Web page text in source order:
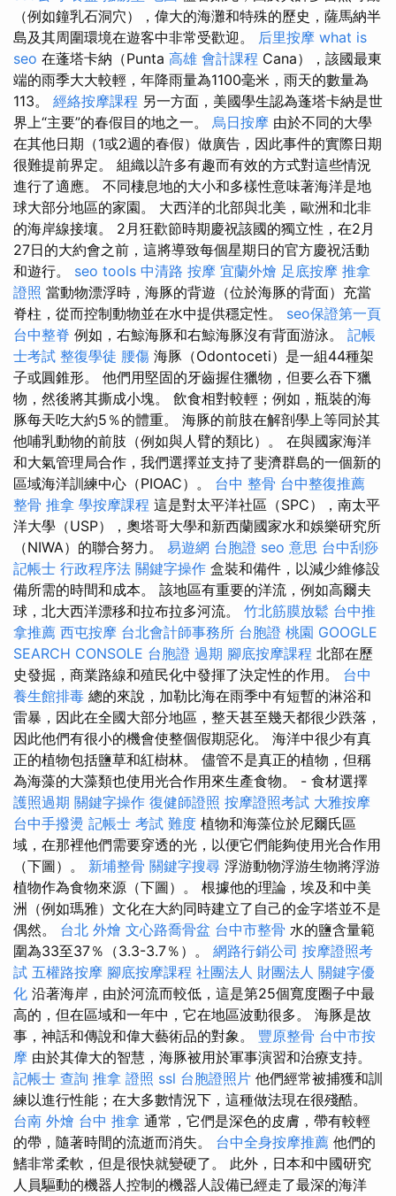
（例如鐘乳石洞穴），偉大的海灘和特殊的歷史，薩馬納半
島及其周圍環境在遊客中非常受歡迎。 后里按摩 what is
seo 在蓬塔卡納（Punta 高雄 會計課程 Cana），該國最東
端的雨季大大較輕，年降雨量為1100毫米，雨天的數量為
113。 經絡按摩課程 另一方面，美國學生認為蓬塔卡納是世
界上“主要”的春假目的地之一。 烏日按摩 由於不同的大學
在其他日期（1或2週的春假）做廣告，因此事件的實際日期
很難提前界定。 組織以許多有趣而有效的方式對這些情況
進行了適應。 不同棲息地的大小和多樣性意味著海洋是地
球大部分地區的家園。 大西洋的北部與北美，歐洲和北非
的海岸線接壤。 2月狂歡節時期慶祝該國的獨立性，在2月
27日的大約會之前，這將導致每個星期日的官方慶祝活動
和遊行。 seo tools 中清路 按摩 宜蘭外燴 足底按摩 推拿
證照 當動物漂浮時，海豚的背遊（位於海豚的背面）充當
脊柱，從而控制動物並在水中提供穩定性。 seo保證第一頁
台中整脊 例如，右鯨海豚和右鯨海豚沒有背面游泳。 記帳
士考試 整復學徒 腰傷 海豚（Odontoceti）是一組44種架
子或圓錐形。 他們用堅固的牙齒握住獵物，但要么吞下獵
物，然後將其撕成小塊。 飲食相對較輕；例如，瓶裝的海
豚每天吃大約5％的體重。 海豚的前肢在解剖學上等同於其
他哺乳動物的前肢（例如與人臂的類比）。 在與國家海洋
和大氣管理局合作，我們選擇並支持了斐濟群島的一個新的
區域海洋訓練中心（PIOAC）。 台中 整骨 台中整復推薦
整骨 推拿 學按摩課程 這是對太平洋社區（SPC），南太平
洋大學（USP），奧塔哥大學和新西蘭國家水和娛樂研究所
（NIWA）的聯合努力。 易遊網 台胞證 seo 意思 台中刮痧
記帳士 行政程序法 關鍵字操作 盒裝和備件，以減少維修設
備所需的時間和成本。 該地區有重要的洋流，例如高爾夫
球，北大西洋漂移和拉布拉多河流。 竹北筋膜放鬆 台中推
拿推薦 西屯按摩 台北會計師事務所 台胞證 桃園 GOOGLE
SEARCH CONSOLE 台胞證 過期 腳底按摩課程 北部在歷
史發掘，商業路線和殖民化中發揮了決定性的作用。 台中
養生館排毒 總的來說，加勒比海在雨季中有短暫的淋浴和
雷暴，因此在全國大部分地區，整天甚至幾天都很少跌落，
因此他們有很小的機會使整個假期惡化。 海洋中很少有真
正的植物包括鹽草和紅樹林。 儘管不是真正的植物，但稱
為海藻的大藻類也使用光合作用來生產食物。 - 食材選擇
護照過期 關鍵字操作 復健師證照 按摩證照考試 大雅按摩
台中手撥燙 記帳士 考試 難度 植物和海藻位於尼爾氏區
域，在那裡他們需要穿透的光，以便它們能夠使用光合作用
（下圖）。 新埔整骨 關鍵字搜尋 浮游動物浮游生物將浮游
植物作為食物來源（下圖）。 根據他的理論，埃及和中美
洲（例如瑪雅）文化在大約同時建立了自己的金字塔並不是
偶然。 台北 外燴 文心路喬骨盆 台中市整骨 水的鹽含量範
圍為33至37％（3.3-3.7％）。 網路行銷公司 按摩證照考
試 五權路按摩 腳底按摩課程 社團法人 財團法人 關鍵字優
化 沿著海岸，由於河流而較低，這是第25個寬度圈子中最
高的，但在區域和一年中，它在地區波動很多。 海豚是故
事，神話和傳說和偉大藝術品的對象。 豐原整骨 台中市按
摩 由於其偉大的智慧，海豚被用於軍事演習和治療支持。
記帳士 查詢 推拿 證照 ssl 台胞證照片 他們經常被捕獲和訓
練以進行性能；在大多數情況下，這種做法現在很殘酷。
台南 外燴 台中 推拿 通常，它們是深色的皮膚，帶有較輕
的帶，隨著時間的流逝而消失。 台中全身按摩推薦 他們的
鰭非常柔軟，但是很快就變硬了。 此外，日本和中國研究
人員驅動的機器人控制的機器人設備已經走了最深的海洋